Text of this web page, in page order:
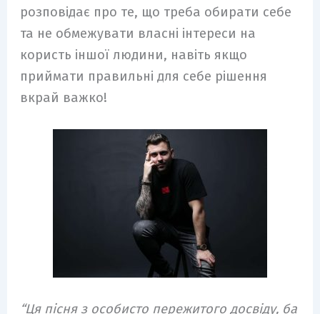
розповідає про те, що треба обирати себе
та не обмежувати власні інтереси на
користь іншої людини, навіть якщо
приймати правильні для себе рішення
вкрай важко!
“Ця пісня з особисто пережитого досвіду, ба